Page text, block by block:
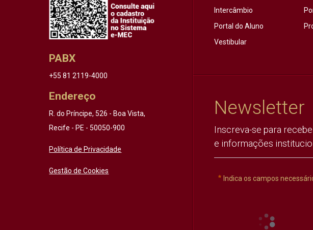
PABX
+55 81 2119-4000
Endereço
R. do Príncipe, 526 - Boa Vista,
Recife - PE - 50050-900
Política de Privacidade
Gestão de Cookies
Intercâmbio
Portal do Aluno
Vestibular
Newsletter
Inscreva-se para
e informações
Indica os campos